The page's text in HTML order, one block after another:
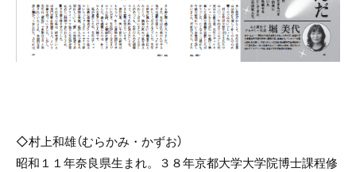
◇村上和雄（むらかみ・かずお）
昭和１１年奈良県生まれ。３８年京都大学大学院博士課程修